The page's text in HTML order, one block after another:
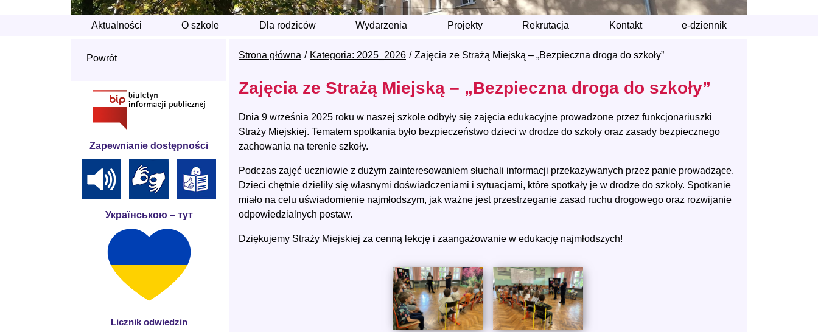
Aktualności O szkole Dla rodziców Wydarzenia Projekty Rekrutacja Kontakt e-dziennik
Strona główna Kategoria: 2025_2026 Zajęcia ze Strażą Miejską – „Bezpieczna droga do szkoły”
Zajęcia ze Strażą Miejską – „Bezpieczna droga do szkoły”
Dnia 9 września 2025 roku w naszej szkole odbyły się zajęcia edukacyjne prowadzone przez funkcjonariuszki
Straży Miejskiej. Tematem spotkania było bezpieczeństwo dzieci w drodze do szkoły oraz zasady bezpiecznego
zachowania na terenie szkoły.
Podczas zajęć uczniowie z dużym zainteresowaniem słuchali informacji przekazywanych przez panie prowadzące.
Dzieci chętnie dzieliły się własnymi doświadczeniami i sytuacjami, które spotkały je w drodze do szkoły. Spotkanie
miało na celu uświadomienie najmłodszym, jak ważne jest przestrzeganie zasad ruchu drogowego oraz rozwijanie
odpowiedzialnych postaw.
Dziękujemy Straży Miejskiej za cenną lekcję i zaangażowanie w edukację najmłodszych!
Powrót
Zapewnianie dostępności
Українською – тут
Licznik odwiedzin